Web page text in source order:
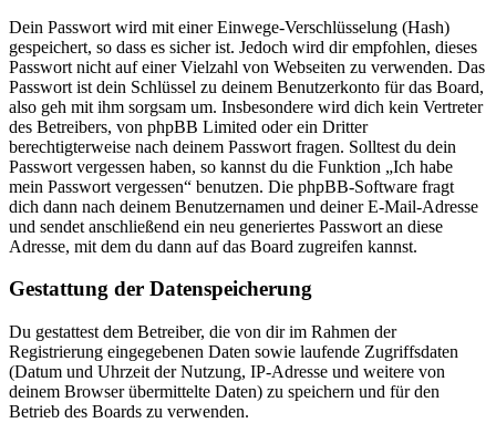
Dein Passwort wird mit einer Einwege-Verschlüsselung (Hash)
gespeichert, so dass es sicher ist. Jedoch wird dir empfohlen, dieses
Passwort nicht auf einer Vielzahl von Webseiten zu verwenden. Das
Passwort ist dein Schlüssel zu deinem Benutzerkonto für das Board,
also geh mit ihm sorgsam um. Insbesondere wird dich kein Vertreter
des Betreibers, von phpBB Limited oder ein Dritter
berechtigterweise nach deinem Passwort fragen. Solltest du dein
Passwort vergessen haben, so kannst du die Funktion „Ich habe
mein Passwort vergessen“ benutzen. Die phpBB-Software fragt
dich dann nach deinem Benutzernamen und deiner E-Mail-Adresse
und sendet anschließend ein neu generiertes Passwort an diese
Adresse, mit dem du dann auf das Board zugreifen kannst.
Gestattung der Datenspeicherung
Du gestattest dem Betreiber, die von dir im Rahmen der
Registrierung eingegebenen Daten sowie laufende Zugriffsdaten
(Datum und Uhrzeit der Nutzung, IP-Adresse und weitere von
deinem Browser übermittelte Daten) zu speichern und für den
Betrieb des Boards zu verwenden.